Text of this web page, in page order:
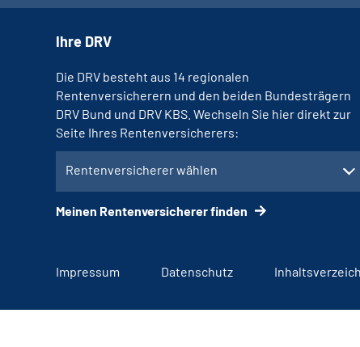
Ihre DRV
Die DRV besteht aus 14 regionalen
Rentenversicherern und den beiden Bundesträgern
DRV Bund und DRV KBS. Wechseln Sie hier direkt zur
Seite Ihres Rentenversicherers:
Rentenversicherer wählen
Meinen Rentenversicherer finden
Impressum Datenschutz